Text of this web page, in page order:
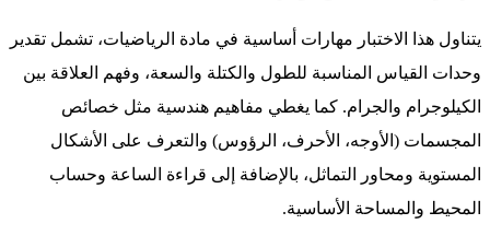
يتناول هذا الاختبار مهارات أساسية في مادة الرياضيات، تشمل تقدير
وحدات القياس المناسبة للطول والكتلة والسعة، وفهم العلاقة بين
الكيلوجرام والجرام. كما يغطي مفاهيم هندسية مثل خصائص
المجسمات (الأوجه، الأحرف، الرؤوس) والتعرف على الأشكال
المستوية ومحاور التماثل، بالإضافة إلى قراءة الساعة وحساب
المحيط والمساحة الأساسية.